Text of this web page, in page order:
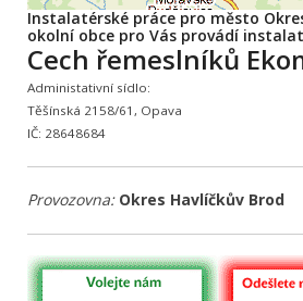
Instalatérské práce pro město
okolní obce pro Vás provádí
Cech řemeslníků
Administativní sídlo:
Těšínská 2158/61, Opava
IČ: 28648684
Provozovna: Okres Havlíčkův Brod